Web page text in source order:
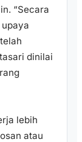
“Secara
dinilai
lebih
atau